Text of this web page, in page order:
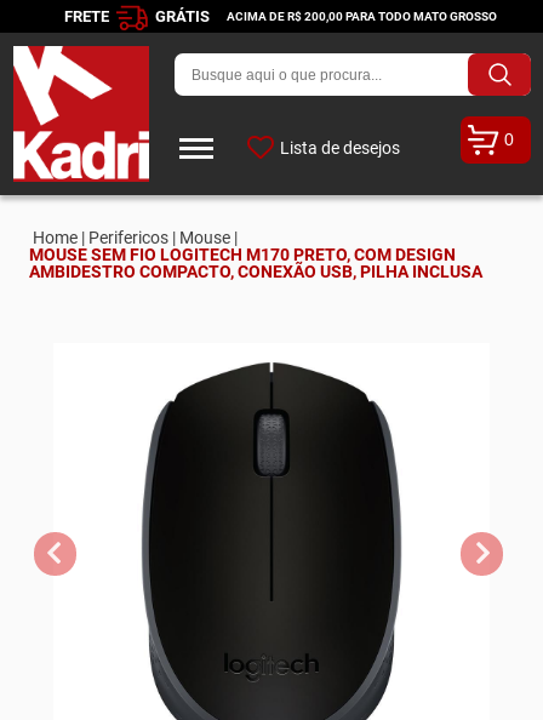
FRETE GRÁTIS ACIMA DE R$ 200,00 PARA TODO MATO GROSSO
Lista de desejos 0
Home | Perifericos | Mouse |
MOUSE SEM FIO LOGITECH M170 PRETO, COM DESIGN
AMBIDESTRO COMPACTO, CONEXÃO USB, PILHA INCLUSA